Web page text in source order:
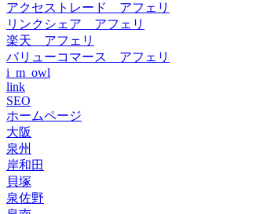
アクセストレード アフェリ
リンクシェア アフェリ
楽天 アフェリ
バリューコマース アフェリ
i_m_owl
link
SEO
ホームページ
大阪
泉州
岸和田
貝塚
泉佐野